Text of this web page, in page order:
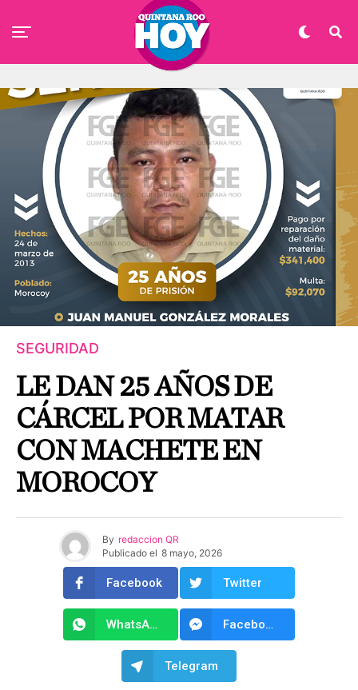
SEGURIDAD
LE DAN 25 AÑOS DE
CÁRCEL POR MATAR
CON MACHETE EN
MOROCOY
By redaccion QR
Publicado el 8 mayo, 2026
Facebook Twitter
WhatsApp Facebook Messenger
Telegram